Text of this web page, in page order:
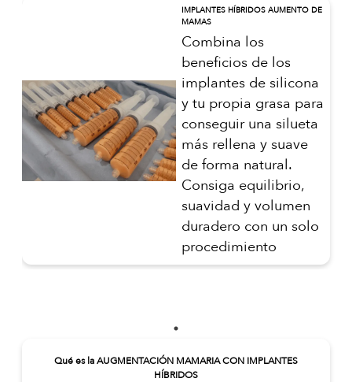
IMPLANTES HÍBRIDOS AUMENTO DE
MAMAS
Combina los
beneficios de los
implantes de silicona
y tu propia grasa para
conseguir una silueta
más rellena y suave
de forma natural.
Consiga equilibrio,
suavidad y volumen
duradero con un solo
procedimiento
Qué es la AUGMENTACIÓN MAMARIA CON IMPLANTES
HÍBRIDOS